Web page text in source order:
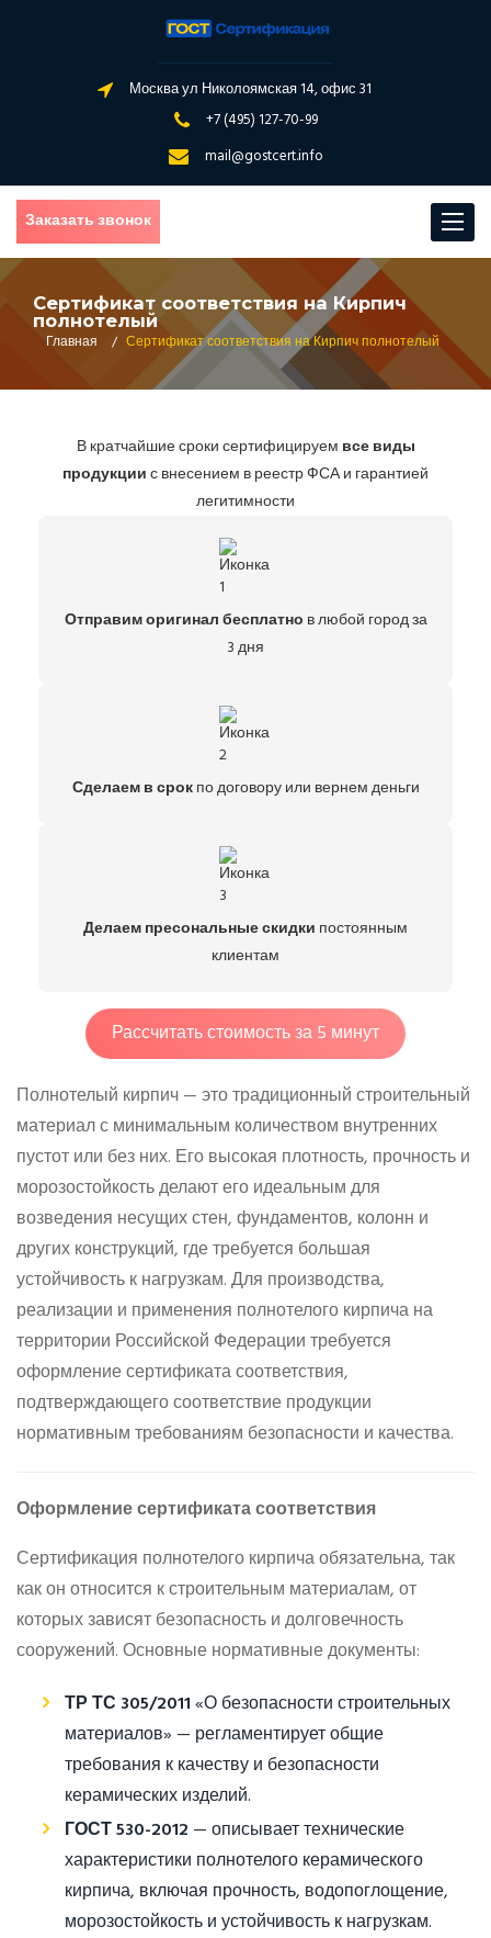
Москва ул Николоямская 14, офис 31
+7 (495) 127-70-99
mail@gostcert.info
Toggle
Заказать звонок
Сертификат соответствия на Кирпич
полнотелый
Главная
/ Сертификат соответствия на Кирпич полнотелый
В кратчайшие сроки сертифицируем все виды
продукциис внесением в реестр ФСА и гарантией
легитимности
Отправим оригинал бесплатно в любой город за
3 дня
Сделаем в срокпо договору или вернем деньги
Делаем пресональные скидки постоянным
клиентам
Рассчитать стоимость за 5 минут
Полнотелый кирпич — это традиционный строительный
материал с минимальным количеством внутренних
пустот или без них. Его высокая плотность, прочность и
морозостойкость делают его идеальным для
возведения несущих стен, фундаментов, колонн и
других конструкций, где требуется большая
устойчивость к нагрузкам. Для производства,
реализации и применения полнотелого кирпича на
территории Российской Федерации требуется
оформление сертификата соответствия,
подтверждающего соответствие продукции
нормативным требованиям безопасности и качества.
Оформление сертификата соответствия
Сертификация полнотелого кирпича обязательна, так
как он относится к строительным материалам, от
которых зависят безопасность и долговечность
сооружений. Основные нормативные документы:
ТР ТС 305/2011«О безопасности строительных
материалов» — регламентирует общие
требования к качеству и безопасности
керамических изделий.
ГОСТ 530-2012 — описывает технические
характеристики полнотелого керамического
кирпича, включая прочность, водопоглощение,
морозостойкость и устойчивость к нагрузкам.